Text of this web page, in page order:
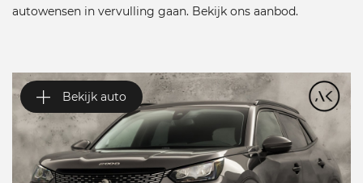
autowensen in vervulling gaan. Bekijk ons aanbod.
Bekijk auto